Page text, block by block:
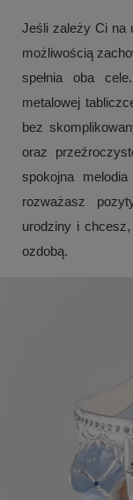
Jeśli zależy Ci na
możliwością
spełnia oba
metalowej
bez
oraz
spokojna
rozważasz
urodziny i
ozdobą.